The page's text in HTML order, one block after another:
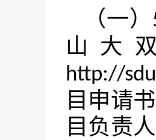
（一）
山大
http://
目申请
目负责